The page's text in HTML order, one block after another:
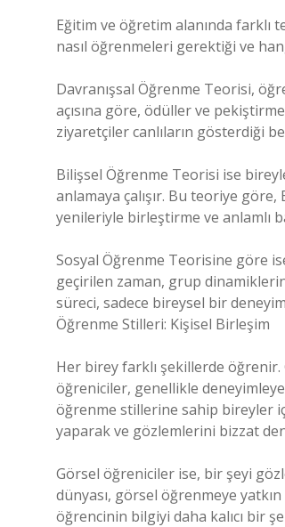
Eğitim ve öğretim alanında farklı
nasıl öğrenmeleri gerektiği ve
Davranışsal Öğrenme Teorisi,
açısına göre, ödüller ve
ziyaretçiler canlıların gösterdiği
Bilişsel Öğrenme Teorisi ise
anlamaya çalışır. Bu teoriye
yenileriyle birleştirme ve anlamlı
Sosyal Öğrenme Teorisine göre
geçirilen zaman, grup
süreci, sadece bireysel bir
Öğrenme Stilleri: Kişisel Birleşim
Her birey farklı şekillerde öğrenir.
öğreniciler, genellikle
öğrenme stillerine sahip bireyler
yaparak ve gözlemlerini bizzat
Görsel öğreniciler ise, bir şeyi
dünyası, görsel öğrenmeye
öğrencinin bilgiyi daha kalıcı bir